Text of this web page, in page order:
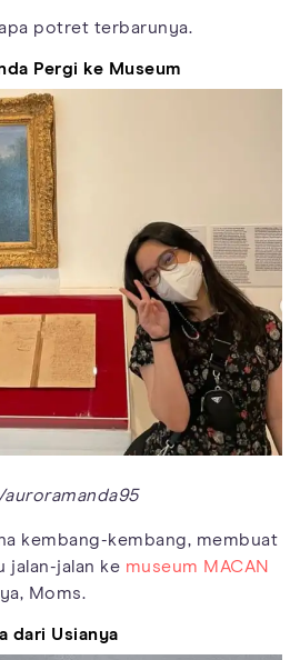
potret terbarunya.
Pergi ke Museum
kembang-kembang, membuat
jalan-jalan ke museum MACAN
Moms.
dari Usianya